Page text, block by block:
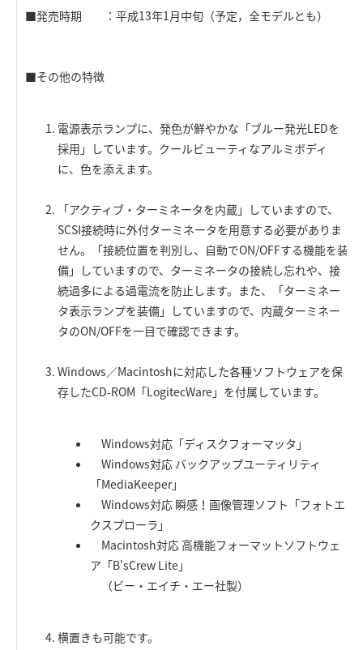
■発売時期 ：平成13年1月中旬（予定，全モデルとも）
■その他の特徴
電源表示ランプに、発色が鮮やかな「ブルー発光LEDを
採用」しています。クールビューティなアルミボディ
に、色を添えます。
「アクティブ・ターミネータを内蔵」していますので、
SCSI接続時に外付ターミネータを用意する必要がありま
せん。「接続位置を判別し、自動でON/OFFする機能を装
備」していますので、ターミネータの接続し忘れや、接
続過多による過電流を防止します。また、「ターミネー
タ表示ランプを装備」していますので、内蔵ターミネー
タのON/OFFを一目で確認できます。
Windows／Macintoshに対応した各種ソフトウェアを保
存したCD-ROM「LogitecWare」を付属しています。
Windows対応「ディスクフォーマッタ」
Windows対応 バックアップユーティリティ
「MediaKeeper」
Windows対応 瞬感！画像管理ソフト「フォトエ
クスプローラ」
Macintosh対応 高機能フォーマットソフトウェ
ア「B'sCrew Lite」
（ビー・エイチ・エー社製）
横置きも可能です。